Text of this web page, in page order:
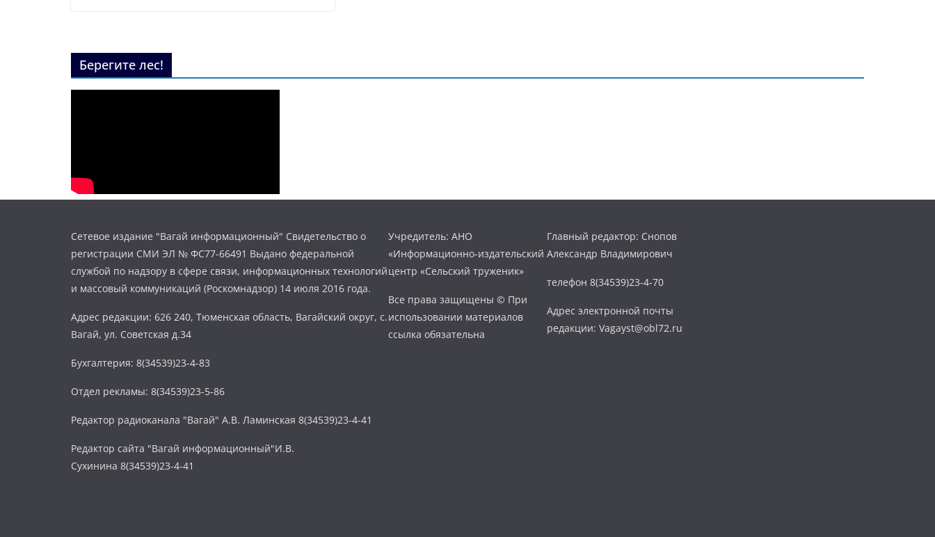
Берегите лес!
Сетевое издание "Вагай информационный" Свидетельство о
регистрации СМИ ЭЛ № ФС77-66491 Выдано федеральной
службой по надзору в сфере связи, информационных технологий
и массовый коммуникаций (Роскомнадзор) 14 июля 2016 года.
Адрес редакции: 626 240, Тюменская область, Вагайский округ, с.
Вагай, ул. Советская д.34
Бухгалтерия: 8(34539)23-4-83
Отдел рекламы: 8(34539)23-5-86
Редактор радиоканала "Вагай" А.В. Ламинская 8(34539)23-4-41
Редактор сайта "Вагай информационный"И.В.
Сухинина 8(34539)23-4-41
Учредитель: АНО
«Информационно-издательский
центр «Сельский труженик»
Все права защищены © При
использовании материалов
ссылка обязательна
Главный редактор: Снопов
Александр Владимирович
телефон 8(34539)23-4-70
Адрес электронной почты
редакции: Vagayst@obl72.ru